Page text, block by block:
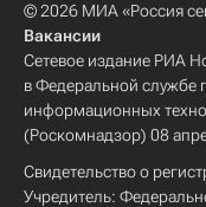
© 2026 МИА «Россия
Вакансии
Сетевое издание РИА
в Федеральной службе
информационных
(Роскомнадзор) 08
Свидетельство о
Учредитель: